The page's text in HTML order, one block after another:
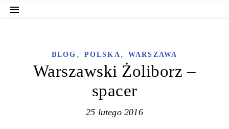
BLOG , POLSKA , WARSZAWA
Warszawski Żoliborz –
spacer
25 lutego 2016